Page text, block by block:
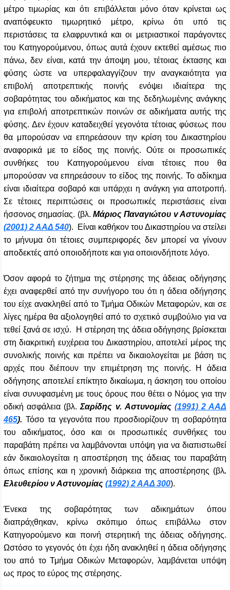
μέτρο τιμωρίας και ότι επιβάλλεται μόνο όταν κρίνεται ως
αναπόφευκτο τιμωρητικό μέτρο, κρίνω ότι υπό τις
περιστάσεις τα ελαφρυντικά και οι μετριαστικοί παράγοντες
του Κατηγορούμενου, όπως αυτά έχουν εκτεθεί αμέσως πιο
πάνω, δεν είναι, κατά την άποψη μου, τέτοιας έκτασης και
φύσης ώστε να υπερφαλαγγίζουν την αναγκαιότητα για
επιβολή αποτρεπτικής ποινής ενόψει ιδιαίτερα της
σοβαρότητας του αδικήματος και της δεδηλωμένης ανάγκης
για επιβολή αποτρεπτικών ποινών σε αδικήματα αυτής της
φύσης. Δεν έχουν καταδειχθεί γεγονότα τέτοιας φύσεως που
θα μπορούσαν να επηρεάσουν την κρίση του Δικαστηρίου
αναφορικά με το είδος της ποινής. Ούτε οι προσωπικές
συνθήκες του Κατηγορούμενου είναι τέτοιες που θα
μπορούσαν να επηρεάσουν το είδος της ποινής. Το αδίκημα
είναι ιδιαίτερα σοβαρό και υπάρχει η ανάγκη για αποτροπή.
Σε τέτοιες περιπτώσεις οι προσωπικές περιστάσεις είναι
ήσσονος σημασίας. (βλ. Μάριος Παναγιώτου v Aστυνομίας
(2001) 2 ΑΑΔ 540). Είναι καθήκον του Δικαστηρίου να στείλει
το μήνυμα ότι τέτοιες συμπεριφορές δεν μπορεί να γίνουν
αποδεκτές από οποιοδήποτε και για οποιονδήποτε λόγο.
Όσον αφορά το ζήτημα της στέρησης της άδειας οδήγησης
έχει αναφερθεί από την συνήγορο του ότι η άδεια οδήγησης
του είχε ανακληθεί από το Τμήμα Οδικών Μεταφορών, και σε
λίγες ημέρα θα αξιολογηθεί από το σχετικό συμβούλιο για να
τεθεί ξανά σε ισχύ. Η στέρηση της άδεια οδήγησης βρίσκεται
στη διακριτική ευχέρεια του Δικαστηρίου, αποτελεί μέρος της
συνολικής ποινής και πρέπει να δικαιολογείται με βάση τις
αρχές που διέπουν την επιμέτρηση της ποινής. Η άδεια
οδήγησης αποτελεί επίκτητο δικαίωμα, η άσκηση του οποίου
είναι συνυφασμένη με τους όρους που θέτει ο Νόμος για την
οδική ασφάλεια (βλ.Σαρίδης v. Αστυνομίας (1991) 2 ΑΑΔ
465). Τόσο τα γεγονότα που προσδιορίζουν τη σοβαρότητα
του αδικήματος, όσο και οι προσωπικές συνθήκες του
παραβάτη πρέπει να λαμβάνονται υπόψη για να διαπιστωθεί
εάν δικαιολογείται η αποστέρηση της άδειας του παραβάτη
όπως επίσης και η χρονική διάρκεια της αποστέρησης (βλ.
Ελευθερίου ν Αστυνομίας (1992) 2 ΑΑΔ 300).
Ένεκα της σοβαρότητας των αδικημάτων όπου
διαπράχθηκαν, κρίνω σκόπιμο όπως επιβάλλω στον
Κατηγορούμενο και ποινή στερητική της άδειας οδήγησης.
Ωστόσο το γεγονός ότι έχει ήδη ανακληθεί η άδεια οδήγησης
του από το Τμήμα Οδικών Μεταφορών, λαμβάνεται υπόψη
ως προς το εύρος της στέρησης.